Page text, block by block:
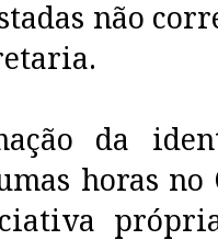
não
da
horas